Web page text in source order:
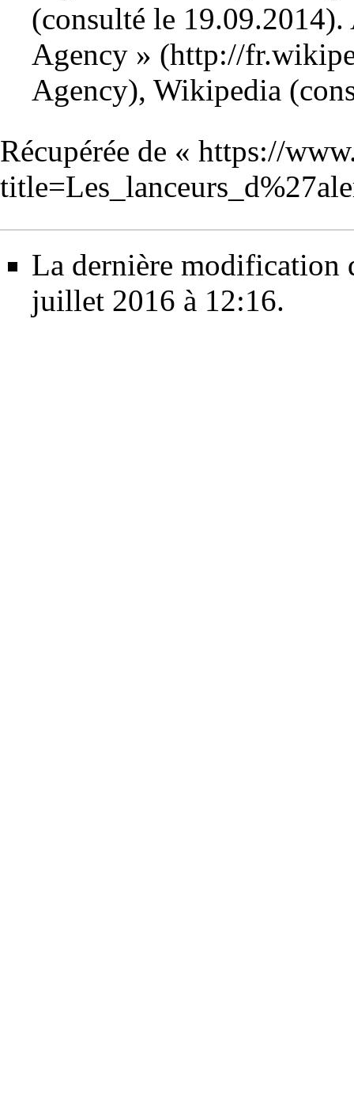
(consulté le
Agency »
, Wikipedia
Récupérée de « https://
La dernière modification
juillet 2016 à 12:16.